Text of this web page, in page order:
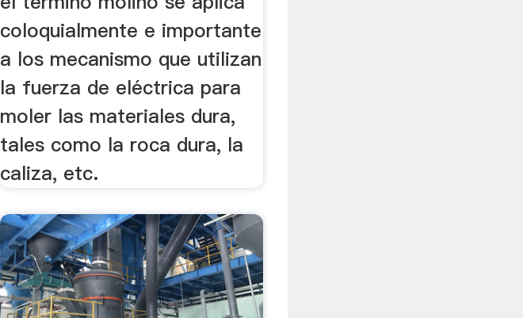
coloquialmente e importante
a los mecanismo que utilizan
la fuerza de eléctrica para
moler las materiales dura,
tales como la roca dura, la
caliza, etc.